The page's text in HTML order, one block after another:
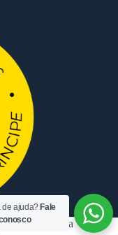
Plástica
de ajuda? Fale